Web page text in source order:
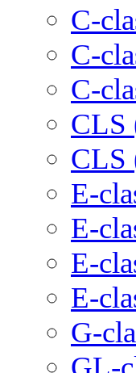
C-
C-
C-
CLS
CLS
E-
E-
E-
E-
G-